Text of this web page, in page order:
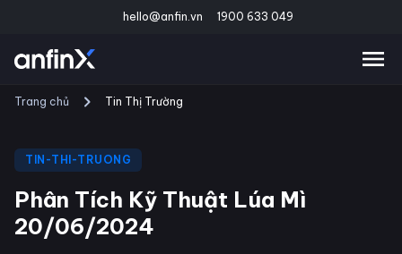
hello@anfin.vn 1900 633 049
Trang chủ Tin Thị Trường
TIN-THI-TRUONG
Phân Tích Kỹ Thuật Lúa Mì
20/06/2024